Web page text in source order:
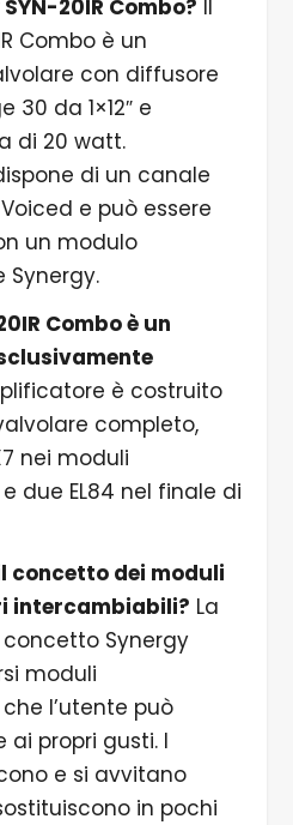
20IR Combo? Il
Combo è un
con diffusore
30 da 1×12″ e
di 20 watt.
di un canale
e può essere
un modulo
Combo è un
è costruito
completo,
nei moduli
due EL84 nel finale di
concetto dei moduli
intercambiabili? La
Synergy
moduli
l’utente può
ai propri gusti. I
e si avvitano
in pochi